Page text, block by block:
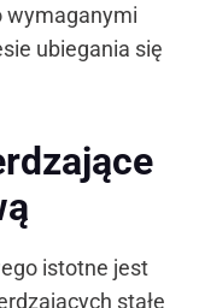
wymaganymi
ubiegania się
istotne jest
stałe